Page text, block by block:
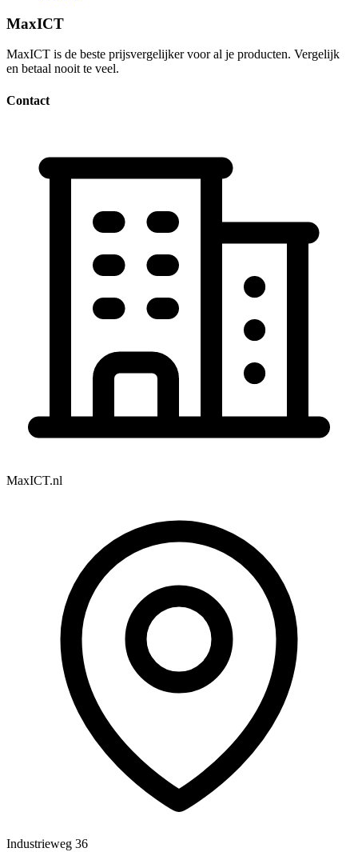
MaxICT
MaxICT is de beste prijsvergelijker voor al je producten. Vergelijk
en betaal nooit te veel.
Contact
MaxICT.nl
Industrieweg 36